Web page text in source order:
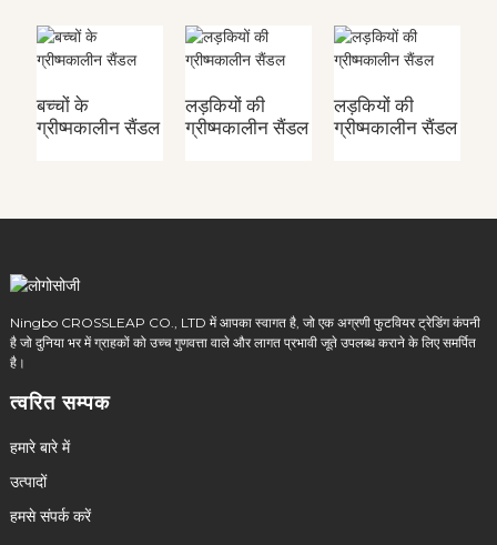
बच्चों के
ग्रीष्मकालीन सैंडल
लड़कियों की
ग्रीष्मकालीन सैंडल
लड़कियों की
ग्रीष्मकालीन सैंडल
Ningbo CROSSLEAP CO., LTD में आपका स्वागत है, जो एक अग्रणी फुटवियर ट्रेडिंग कंपनी
है जो दुनिया भर में ग्राहकों को उच्च गुणवत्ता वाले और लागत प्रभावी जूते उपलब्ध कराने के लिए समर्पित
है।
त्वरित सम्पक
हमारे बारे में
उत्पादों
हमसे संपर्क करें